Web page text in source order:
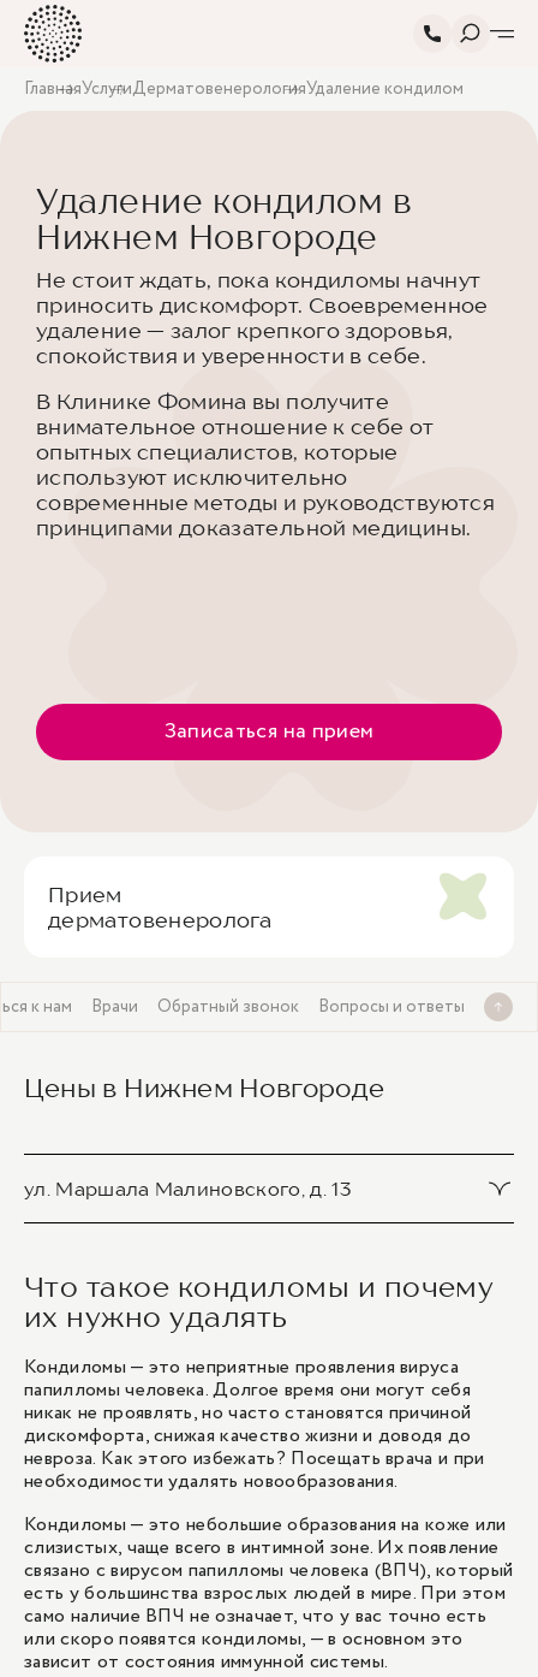
ГлавнаяУслугиДерматовенерологияУдаление кондилом
Удаление кондилом в
Нижнем Новгороде
Не стоит ждать, пока кондиломы начнут
приносить дискомфорт. Своевременное
удаление — залог крепкого здоровья,
спокойствия и уверенности в себе.
В Клинике Фомина вы получите
внимательное отношение к себе от
опытных специалистов, которые
используют исключительно
современные методы и руководствуются
принципами доказательной медицины.
Записаться на прием
Прием
дерматовенеролога
к нам Врачи Обратный звонок Вопросы и ответы
Цены в Нижнем Новгороде
ул. Маршала Малиновского, д. 13
кожи (более 2 см)
Удаление доброкачественных новообразований
кожи (до 2 см)
4 000 ₽
Что такое кондиломы и почему
их нужно удалять
Кондиломы — это неприятные проявления вируса
папилломы человека. Долгое время они могут себя
никак не проявлять, но часто становятся причиной
дискомфорта, снижая качество жизни и доводя до
невроза. Как этого избежать? Посещать врача и при
необходимости удалять новообразования.
Кондиломы — это небольшие образования на коже или
слизистых, чаще всего в интимной зоне. Их появление
связано с вирусом папилломы человека (ВПЧ), который
есть у большинства взрослых людей в мире. При этом
само наличие ВПЧ не означает, что у вас точно есть
или скоро появятся кондиломы, — в основном это
зависит от состояния иммунной системы.